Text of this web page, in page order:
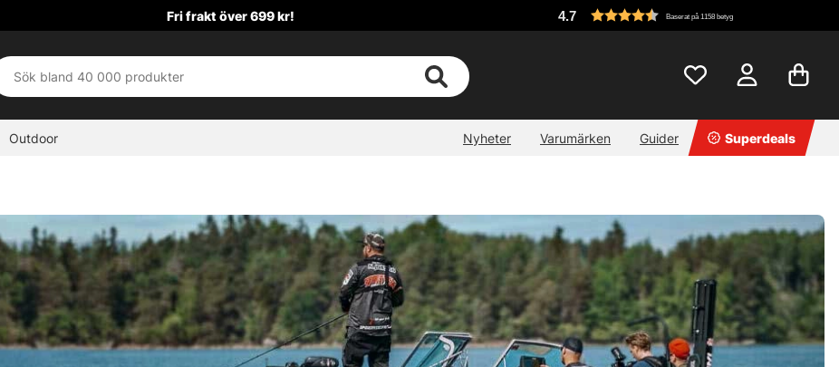
Fri frakt över 699 kr! 4.7 Baserat på 1158 betyg
Outdoor Nyheter Varumärken Guider Superdeals